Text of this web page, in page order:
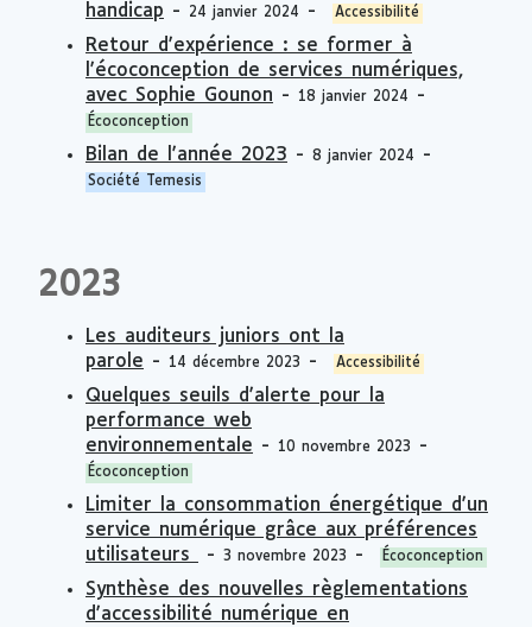
handicap - 24 janvier 2024 - Accessibilité
Retour d'expérience : se former à
l'écoconception de services numériques,
avec Sophie Gounon - 18 janvier 2024 -
Écoconception
Bilan de l'année 2023 - 8 janvier 2024 -
Société Temesis
2023
Les auditeurs juniors ont la
parole - 14 décembre 2023 - Accessibilité
Quelques seuils d'alerte pour la
performance web
environnementale - 10 novembre 2023 -
Écoconception
Limiter la consommation énergétique d'un
service numérique grâce aux préférences
utilisateurs
- 3 novembre 2023 - Écoconception
Synthèse des nouvelles règlementations
d'accessibilité numérique en